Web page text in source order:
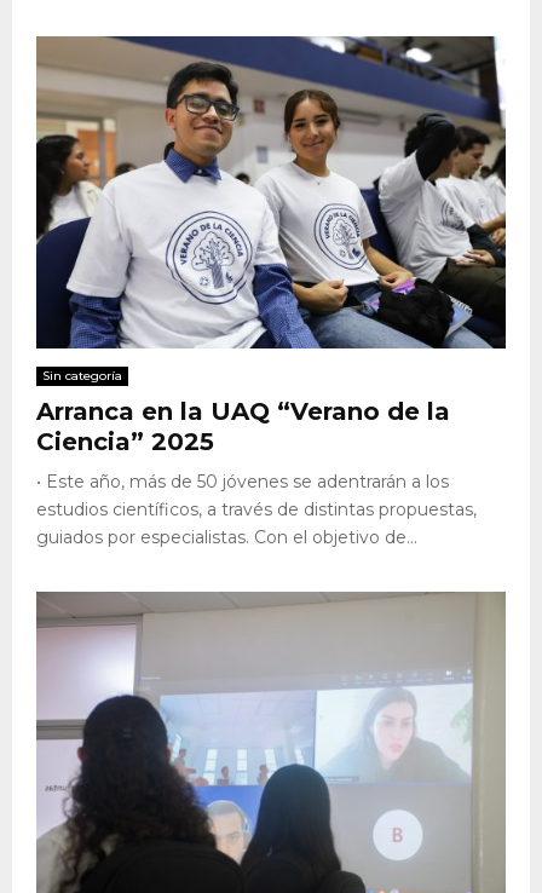
Sin categoría
Arranca en la UAQ “Verano de la
Ciencia” 2025
• Este año, más de 50 jóvenes se adentrarán a los
estudios científicos, a través de distintas propuestas,
guiados por especialistas. Con el objetivo de...